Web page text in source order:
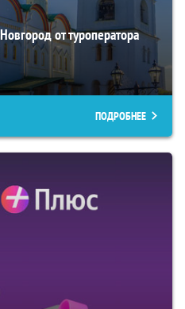
от туроператора
ПОДРОБНЕЕ